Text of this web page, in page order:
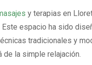
y terapias en
espacio ha sido
tradicionales y
de la simple relajación.